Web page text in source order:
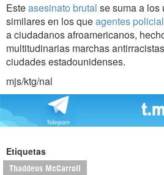
Esteasesinato brutal se suma a los
similares en los queagentes
a ciudadanos afroamericanos,
multitudinarias marchas
ciudades estadounidenses.
mjs/ktg/nal
Etiquetas
Thaddeus McCarroll